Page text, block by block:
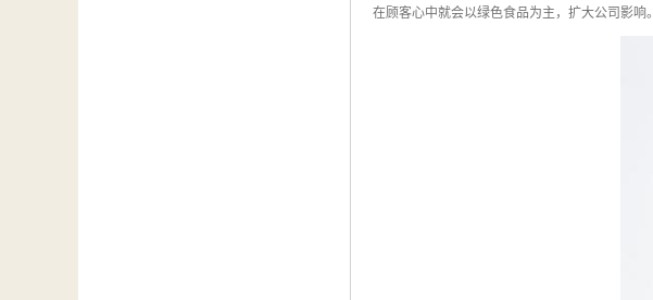
在顾客心中就会以绿色食品为主，扩大公司影响。